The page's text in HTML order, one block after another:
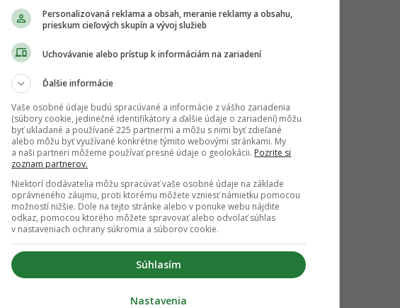
Zatiaľ nie je jasné, aké bezpečnostné
ktorí budú stavať solárny park.
proruské povstania na východe a juho-východe,
medzinárodnou investíciou.
pozemkov a garantovanými výkupnými
Personalizovaná reklama a obsah, meranie reklamy a obsahu,
prieskum cieľových skupín a vývoj služieb
Uchovávanie alebo prístup k informáciám na zariadení
Ďalšie informácie
Vaše osobné údaje budú spracúvané a informácie z vášho zariadenia
(súbory cookie, jedinečné identifikátory a ďalšie údaje o zariadení) môžu
byť ukladané a používané 225 partnermi a môžu s nimi byť zdieľané
alebo môžu byť využívané konkrétne týmito webovými stránkami. My
a naši partneri môžeme používať presné údaje o geolokácii. Pozrite si
zoznam partnerov.
Niektorí dodávatelia môžu spracúvať vaše osobné údaje na základe
oprávneného záujmu, proti ktorému môžete vzniesť námietku pomocou
možností nižšie. Dole na tejto stránke alebo v ponuke webu nájdite
odkaz, pomocou ktorého môžete spravovať alebo odvolať súhlas
v nastaveniach ochrany súkromia a súborov cookie.
Súhlasím
Nastavenia